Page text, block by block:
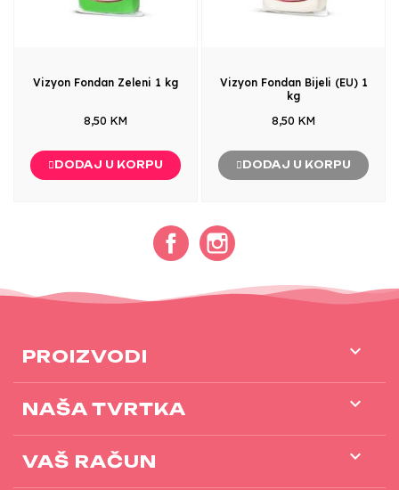
Vizyon Fondan Zeleni 1 kg
8,50 KM
DODAJ U KORPU
Vizyon Fondan Bijeli (EU) 1
kg
8,50 KM
DODAJ U KORPU
Facebook
PROIZVODI 
NAŠA TVRTKA 
VAŠ RAČUN 